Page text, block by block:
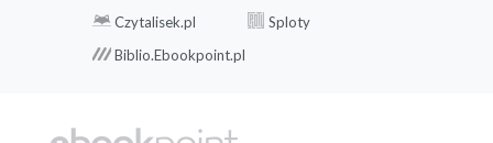
Czytalisek.pl
Sploty
Biblio.Ebookpoint.pl